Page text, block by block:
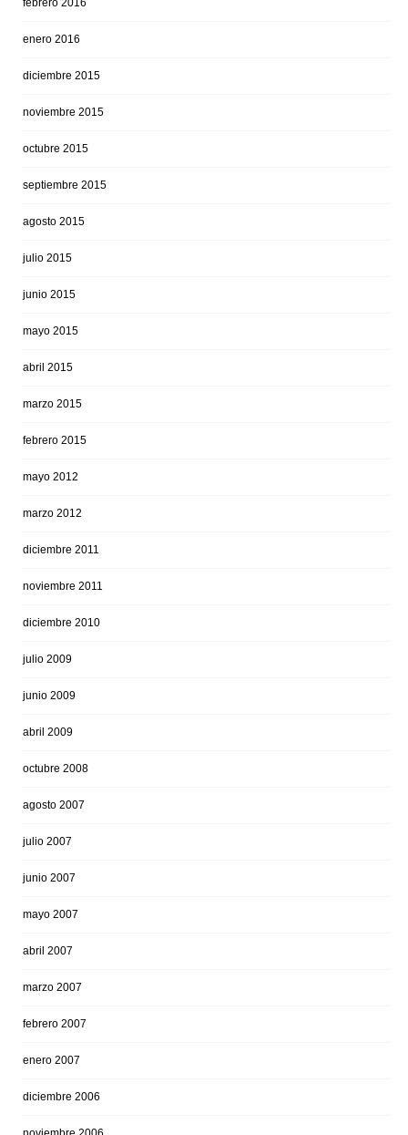
enero 2016
diciembre 2015
noviembre 2015
octubre 2015
septiembre 2015
agosto 2015
julio 2015
junio 2015
mayo 2015
abril 2015
marzo 2015
febrero 2015
mayo 2012
marzo 2012
diciembre 2011
noviembre 2011
diciembre 2010
julio 2009
junio 2009
abril 2009
octubre 2008
agosto 2007
julio 2007
junio 2007
mayo 2007
abril 2007
marzo 2007
febrero 2007
enero 2007
diciembre 2006